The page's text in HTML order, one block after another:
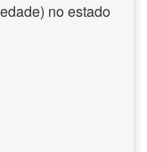
no estado